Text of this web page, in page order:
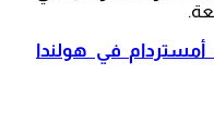
في هولندا